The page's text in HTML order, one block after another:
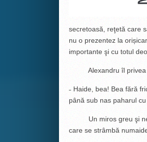
secretoasă, reţetă care
nu o prezentez la
importante şi cu totul
Alexandru îl privea
˗ Haide, bea! Bea fără
până sub nas paharul
Un miros greu şi
care se strâmbă